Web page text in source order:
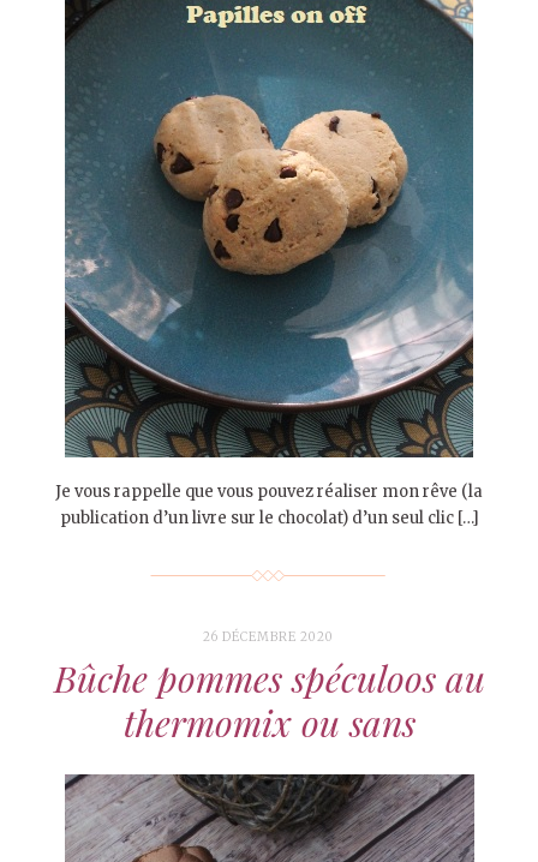
Je vous rappelle que vous pouvez réaliser mon rêve (la
publication d’un livre sur le chocolat) d’un seul clic […]
26 DÉCEMBRE 2020
Bûche pommes spéculoos au
thermomix ou sans